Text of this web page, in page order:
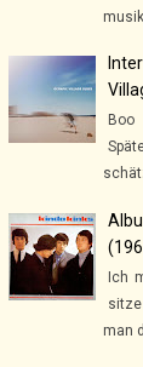
Ich
man